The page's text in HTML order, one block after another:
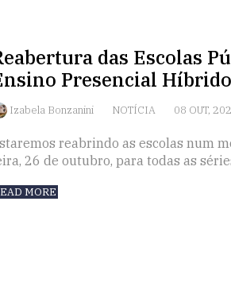
das Escolas
Presencial Híbrido
Izabela Bonzanini NOTÍCIA 08 OUT,
reabrindo as escolas num
26 de outubro, para todas as
MORE